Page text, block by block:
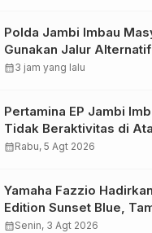
Polda Jambi Imbau
Gunakan Jalur
Pelaksanaan Presisi
calendar_month3 jam yang lalu
Pertamina EP Jambi
Tidak Beraktivitas di
Migas Demi
calendar_monthRabu, 5 Agt 2026
Yamaha Fazzio
Edition Sunset Blue,
Retro Summer yang
calendar_monthSenin, 3 Agt 2026